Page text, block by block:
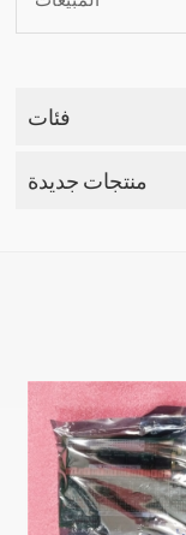
فئات
منتجات جديدة